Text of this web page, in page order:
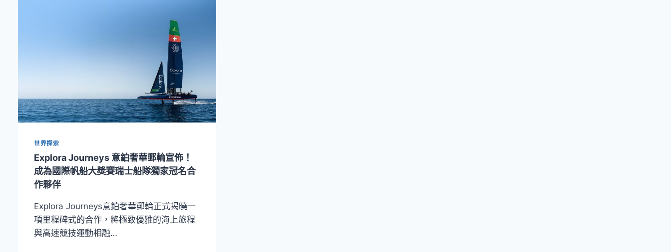
世界探索
Explora Journeys 意鉑奢華郵輪宣佈！
成為國際帆船大獎賽瑞士船隊獨家冠名合
作夥伴
Explora Journeys意鉑奢華郵輪正式揭曉一
項里程碑式的合作，將極致優雅的海上旅程
與高速競技運動相融…